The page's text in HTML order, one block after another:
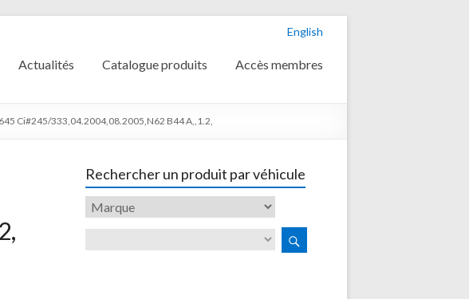
English
Actualités Catalogue produits Accès membres
Ci#245/333,04.2004,08.2005,N62 B44 A,,1.2,
Rechercher un produit par véhicule